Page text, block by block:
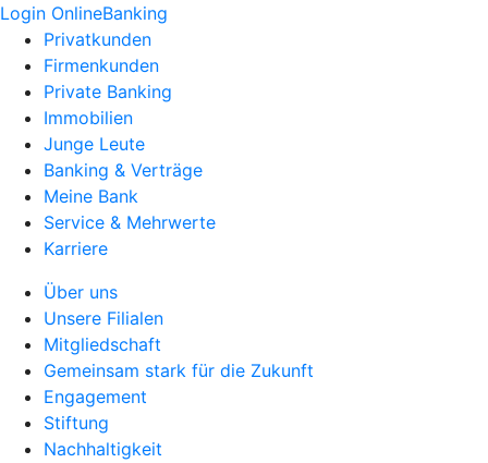
Login OnlineBanking
Privatkunden
Firmenkunden
Private Banking
Immobilien
Junge Leute
Banking & Verträge
Meine Bank
Service & Mehrwerte
Karriere
Über uns
Unsere Filialen
Mitgliedschaft
Gemeinsam stark für die Zukunft
Engagement
Stiftung
Nachhaltigkeit